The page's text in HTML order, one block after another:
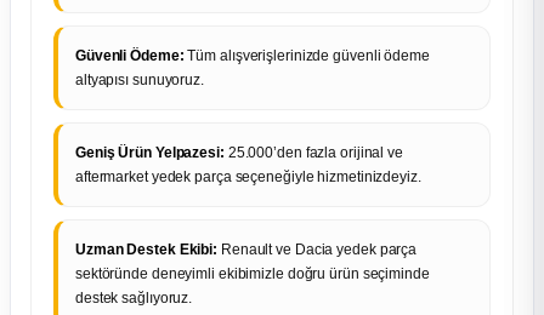
Güvenli Ödeme: Tüm alışverişlerinizde güvenli ödeme
altyapısı sunuyoruz.
Geniş Ürün Yelpazesi: 25.000’den fazla orijinal ve
aftermarket yedek parça seçeneğiyle hizmetinizdeyiz.
Uzman Destek Ekibi: Renault ve Dacia yedek parça
sektöründe deneyimli ekibimizle doğru ürün seçiminde
destek sağlıyoruz.